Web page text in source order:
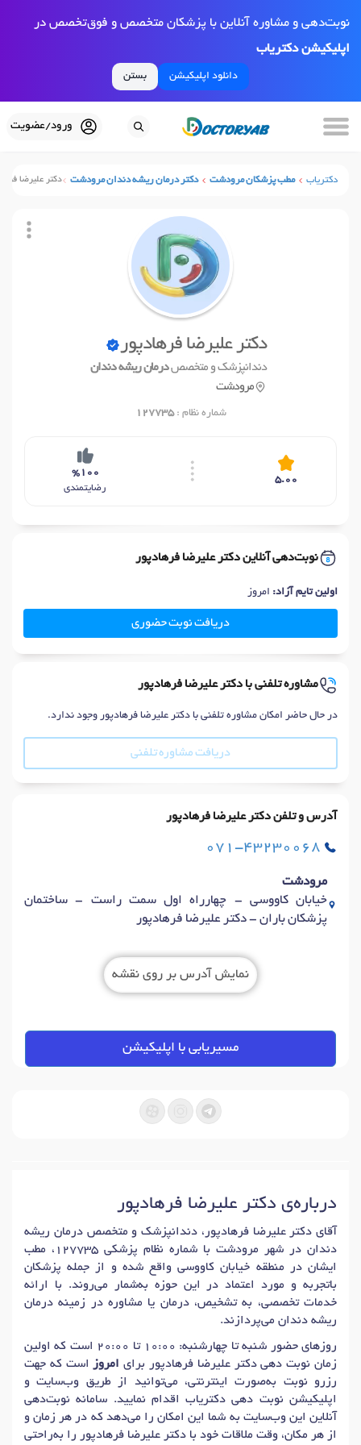
نوبت‌دهی و مشاوره آنلاین با پزشکان متخصص و فوق‌تخصص در
اپلیکیشن دکتریاب
دانلود اپلیکیشن بستن
ورود/عضویت
دکتریاب مطب پزشکان مرودشت دکتر درمان ریشه دندان مرودشت دکتر علیرضا
دکتر علیرضا فرهادپور
دندانپزشک و متخصصدرمان ریشه دندان
مرودشت
شماره نظام :127735
5.00
%100
رضایتمندی
نوبت‌دهی آنلاین دکتر علیرضا فرهادپور
اولین تایم آزاد: امروز
دریافت نوبت حضوری
مشاوره تلفنی با دکتر علیرضا فرهادپور
در حال حاضر امکان مشاوره تلفنی با دکتر علیرضا فرهادپور وجود ندارد.
دریافت مشاوره تلفنی
آدرس و تلفن دکتر علیرضا فرهادپور
071-43230068
مرودشت
خیابان کاووسی - چهارراه اول سمت راست - ساختمان
پزشکان باران - دکتر علیرضا فرهادپور
نمایش آدرس بر روی نقشه
مسیریابی با اپلیکیشن
درباره‌ی دکتر علیرضا فرهادپور
آقای دکتر علیرضا فرهادپور، دندانپزشک و متخصص درمان ریشه
دندان در شهر مرودشت با شماره نظام پزشکی 127735، مطب
ایشان در منطقه خیابان کاووسی واقع شده و از جمله پزشکان
باتجربه و مورد اعتماد در این حوزه به‌شمار می‌روند. با ارائه
خدمات تخصصی، به تشخیص، درمان یا مشاوره در زمینه درمان
ریشه دندان می‌پردازند.
روزهای حضور شنبه تا چهارشنبه: 10:00 تا 20:00 است که اولین
زمان نوبت دهی دکتر علیرضا فرهادپور برای امروز است که جهت
رزرو نوبت به‌صورت اینترنتی، می‌توانید از طریق وب‌سایت و
اپلیکیشن نوبت دهی دکتریاب اقدام نمایید. سامانه نوبت‌دهی
آنلاین این وب‌سایت به شما این امکان را می‌دهد که در هر زمان و
از هر مکان، وقت ملاقات خود با دکتر علیرضا فرهادپور را به‌راحتی